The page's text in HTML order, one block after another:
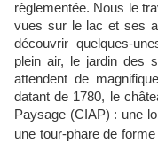
règlementée. Nous le
vues sur le lac et ses
découvrir quelques-
plein air, le jardin des
attendent de
datant de 1780, le
Paysage (CIAP) : une
une tour-phare de